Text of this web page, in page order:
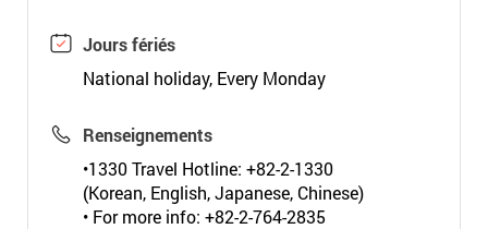
Jours fériés
National holiday, Every Monday
Renseignements
•1330 Travel Hotline: +82-2-1330
(Korean, English, Japanese, Chinese)
• For more info: +82-2-764-2835